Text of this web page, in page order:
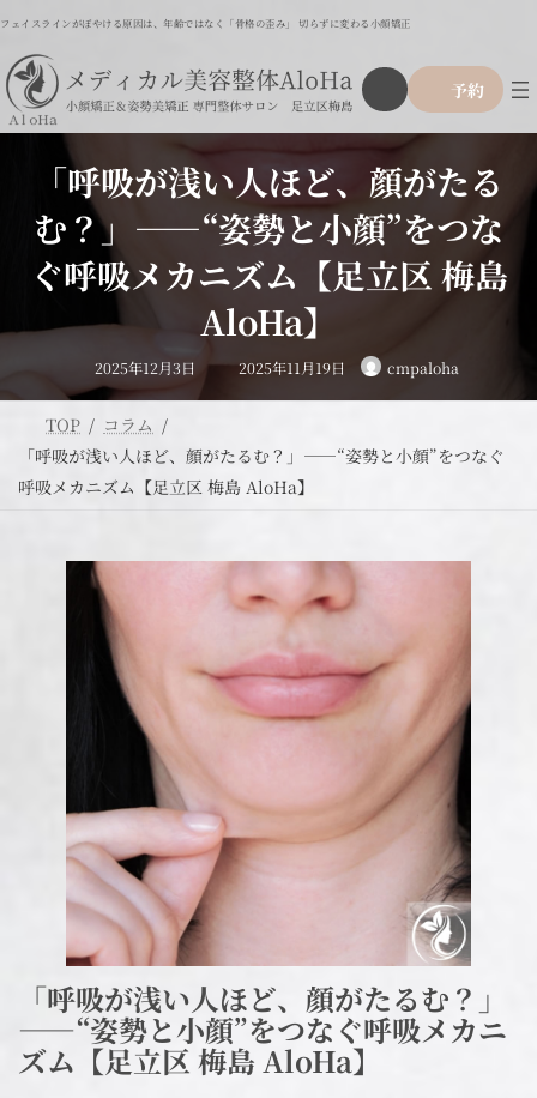
ン
テ
ン
ツ
へ
ビ
ゲ
ー
シ
ョ
フェイスラインがぼやける原因は、年齢ではなく「骨格の歪み」 切らずに変わる小顔矯正
ア
イ
コ
リ
ク
予約
グ
ル
リ
ン
ク
「呼吸が浅い人ほど、顔がたる
む？」――“姿勢と小顔”をつな
ぐ呼吸メカニズム【足立区 梅島
AloHa】
2025年12月3日 最
終
新
:
2025年11月19日 cmpaloha
TOP
コラム
「呼吸が浅い人ほど、顔がたるむ？」――“姿勢と小顔”をつなぐ
呼吸メカニズム【足立区 梅島 AloHa】
「呼吸が浅い人ほど、顔がたるむ？」
――“姿勢と小顔”をつなぐ呼吸メカニ
ズム【足立区 梅島 AloHa】